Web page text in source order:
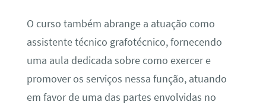
O curso também abrange a atuação como
assistente técnico grafotécnico, fornecendo
uma aula dedicada sobre como exercer e
promover os serviços nessa função, atuando
em favor de uma das partes envolvidas no